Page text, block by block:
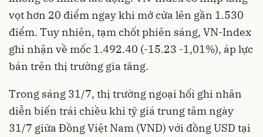
vọt hơn 20 điểm ngay khi mở cửa lên gần 1.530
điểm. Tuy nhiên, tạm chốt phiên sáng, VN-Index
ghi nhận về mốc 1.492.40 (-15.23 -1,01%), áp lực
bán trên thị trường gia tăng.
Trong sáng 31/7, thị trường ngoại hối ghi nhân
diễn biến trái chiều khi tỷ giá trung tâm ngày
31/7 giữa Đồng Việt Nam (VND) với đồng USD tại